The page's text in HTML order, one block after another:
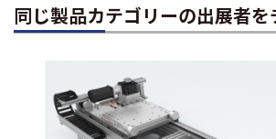
同じ製品カテゴリーの出展者を